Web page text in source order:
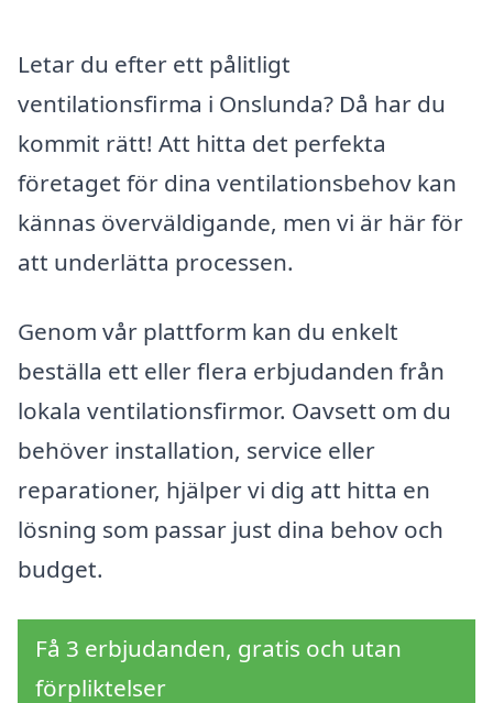
Letar du efter ett pålitligt
ventilationsfirma i Onslunda? Då har du
kommit rätt! Att hitta det perfekta
företaget för dina ventilationsbehov kan
kännas överväldigande, men vi är här för
att underlätta processen.
Genom vår plattform kan du enkelt
beställa ett eller flera erbjudanden från
lokala ventilationsfirmor. Oavsett om du
behöver installation, service eller
reparationer, hjälper vi dig att hitta en
lösning som passar just dina behov och
budget.
Få 3 erbjudanden, gratis och utan
förpliktelser